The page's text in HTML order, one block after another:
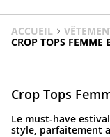
ACCUEIL
CROP TOPS FEMME
Crop Tops
Le must-have
style, parfaitement